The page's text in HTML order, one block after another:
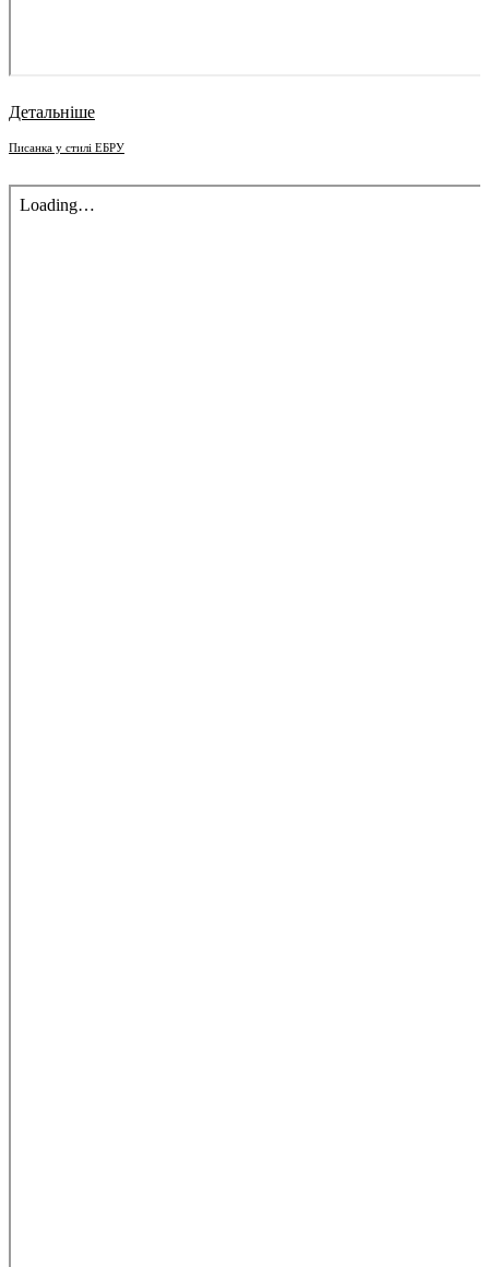
Детальніше
Писанка у стилі ЕБРУ